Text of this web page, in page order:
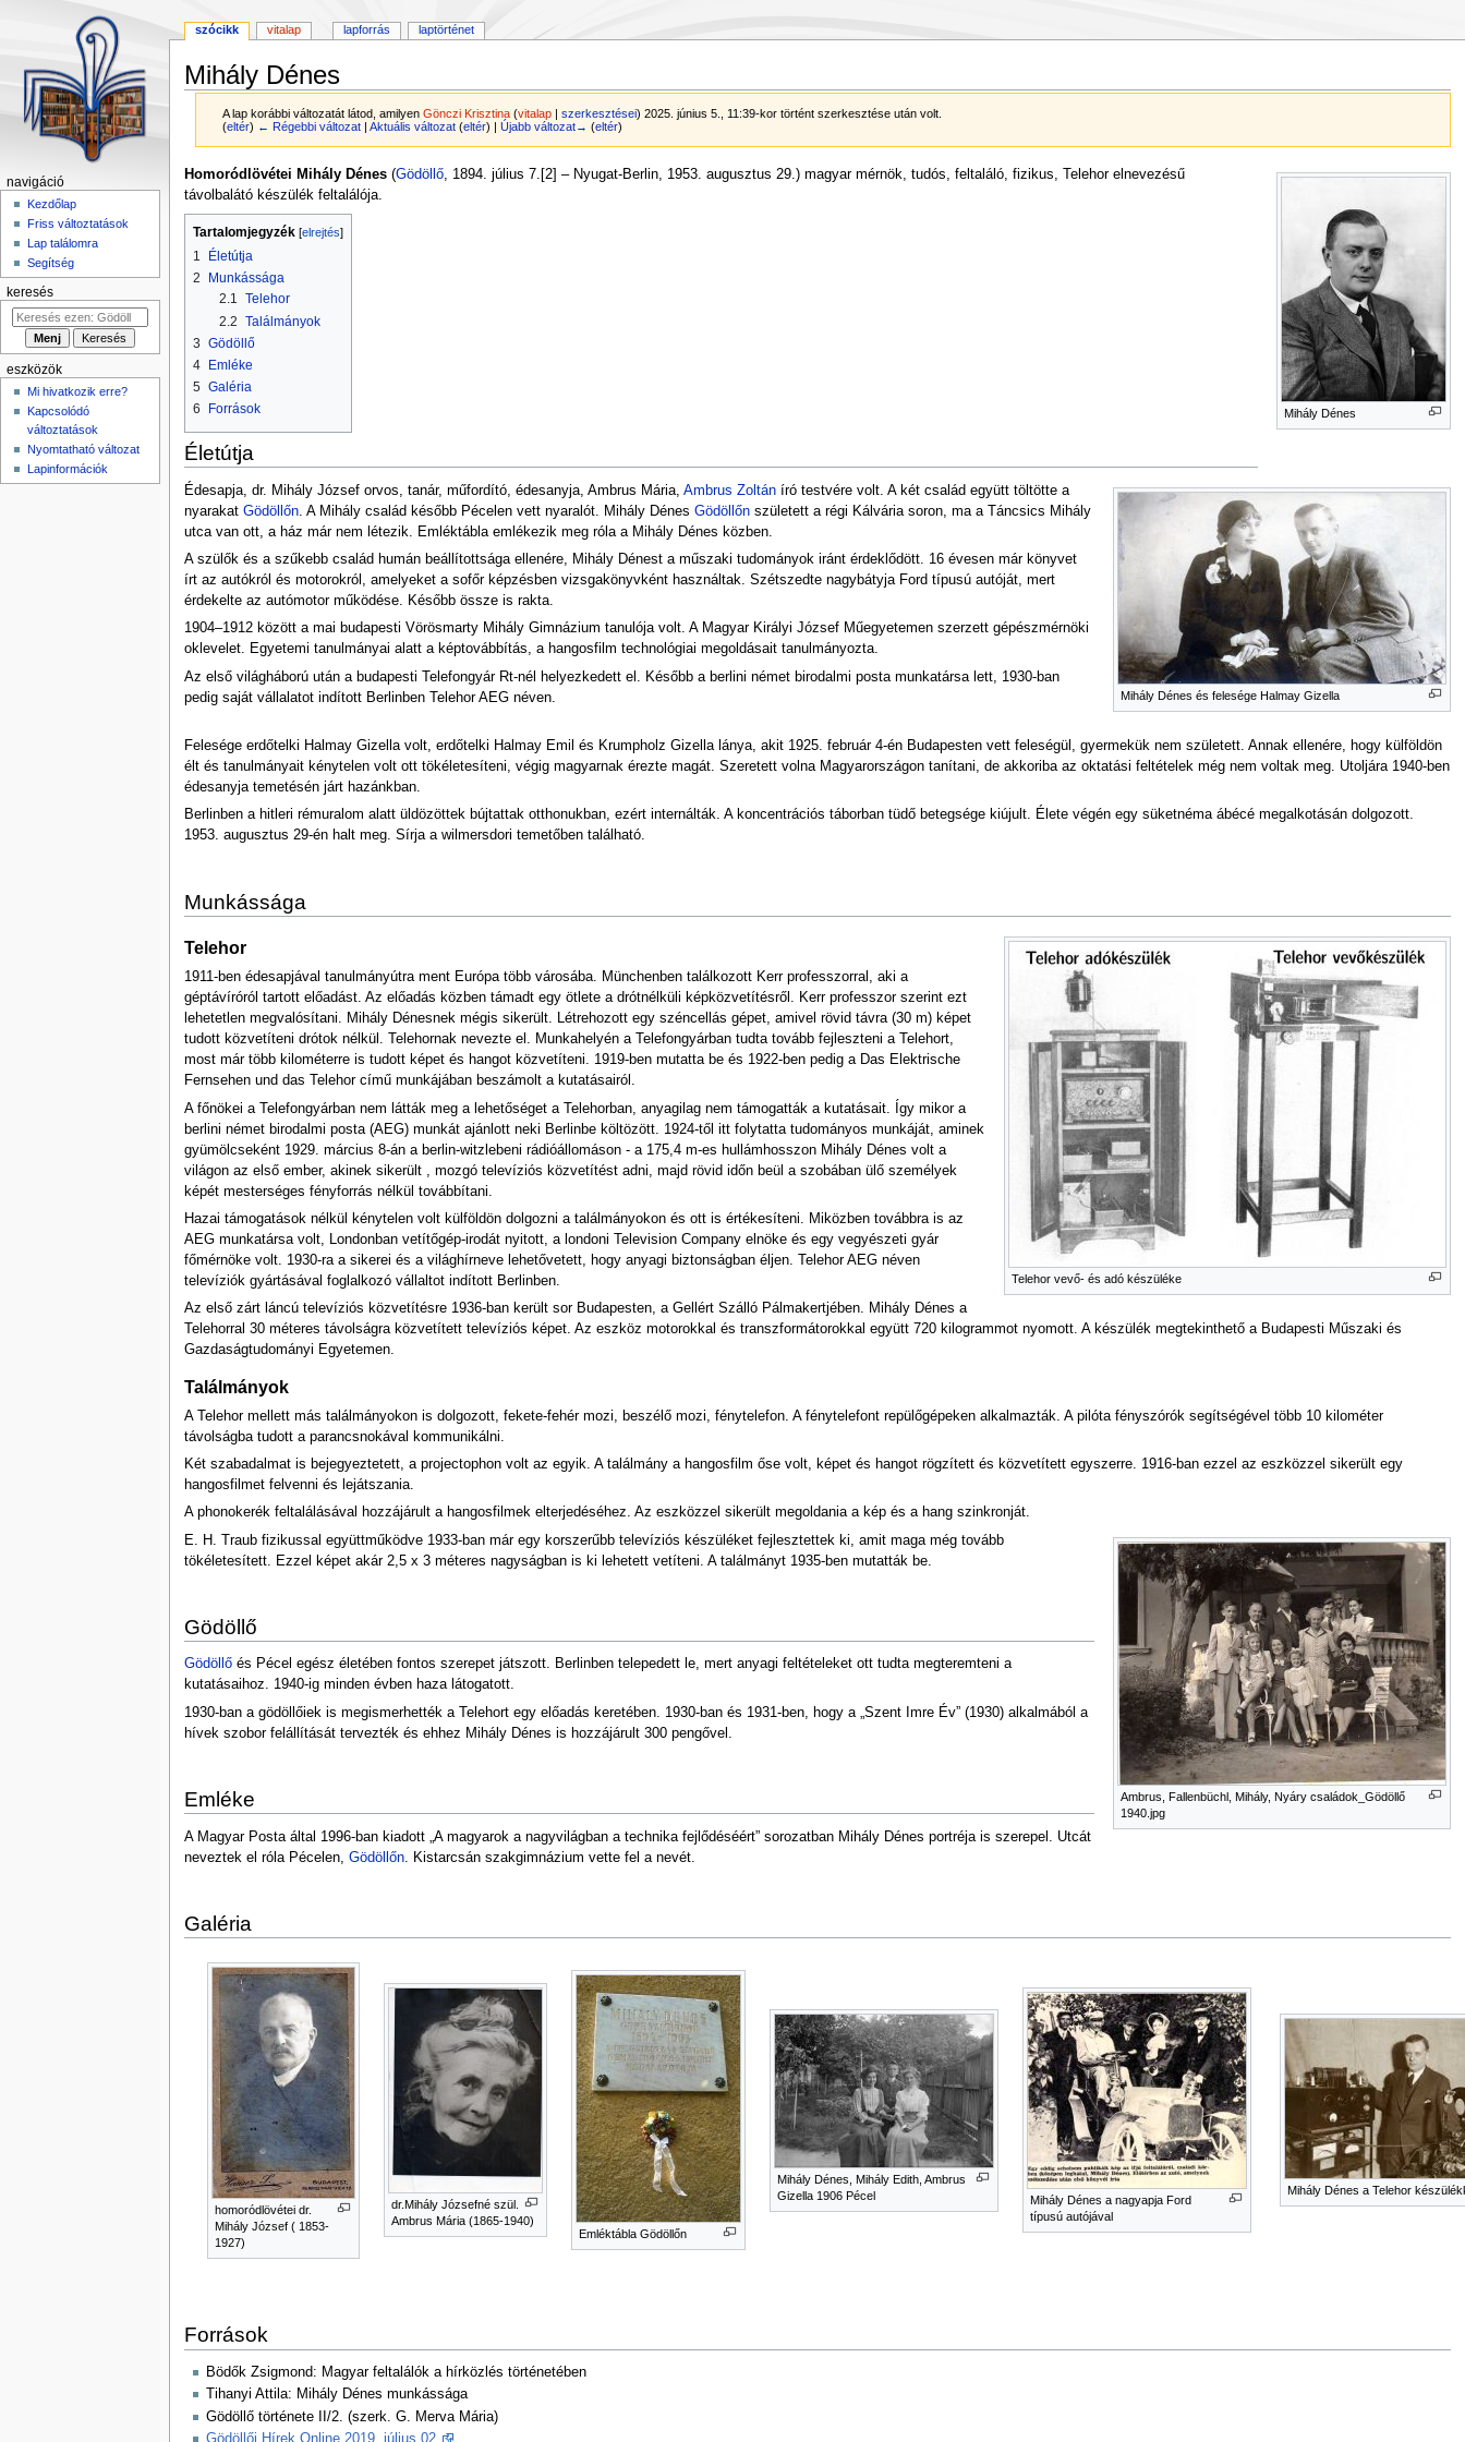
Mihály Dénes
A lap korábbi változatát látod, amilyenGönczi Krisztina (vitalap |szerkesztései) 2025. június 5., 11:39-kor történt szerkesztése után volt.
(eltér) ← Régebbi változat |Aktuális változat (eltér) |Újabb változat→ (eltér)
Ugrás
a
navigációhoz
Ugrás
a
kereséshez
Mihály Dénes
Homoródlövétei Mihály Dénes(Gödöllő, 1894. július 7.[2] – Nyugat-Berlin, 1953. augusztus 29.) magyar mérnök, tudós, feltaláló, fizikus, Telehor elnevezésű
távolbalátó készülék feltalálója.
Tartalomjegyzék
1
Életútja
2
Munkássága
2.1 Telehor
2.2 Találmányok
3 Gödöllő
4
Emléke
5 Galéria
6
Források
Életútja
Mihály Dénes és felesége Halmay Gizella
Édesapja, dr. Mihály József orvos, tanár, műfordító, édesanyja, Ambrus Mária, Ambrus Zoltáníró testvére volt. A két család együtt töltötte a
nyarakat Gödöllőn. A Mihály család később Pécelen vett nyaralót. Mihály Dénes Gödöllőnszületett a régi Kálvária soron, ma a Táncsics Mihály
utca van ott, a ház már nem létezik. Emléktábla emlékezik meg róla a Mihály Dénes közben.
A szülők és a szűkebb család humán beállítottsága ellenére, Mihály Dénest a műszaki tudományok iránt érdeklődött. 16 évesen már könyvet
írt az autókról és motorokról, amelyeket a sofőr képzésben vizsgakönyvként használtak. Szétszedte nagybátyja Ford típusú autóját, mert
érdekelte az autómotor működése. Később össze is rakta.
1904–1912 között a mai budapesti Vörösmarty Mihály Gimnázium tanulója volt. A Magyar Királyi József Műegyetemen szerzett gépészmérnöki
oklevelet. Egyetemi tanulmányai alatt a képtovábbítás, a hangosfilm technológiai megoldásait tanulmányozta.
Az első világháború után a budapesti Telefongyár Rt-nél helyezkedett el. Később a berlini német birodalmi posta munkatársa lett, 1930-ban
pedig saját vállalatot indított Berlinben Telehor AEG néven.
Felesége erdőtelki Halmay Gizella volt, erdőtelki Halmay Emil és Krumpholz Gizella lánya, akit 1925. február 4-én Budapesten vett feleségül, gyermekük nem született. Annak ellenére, hogy külföldön
élt és tanulmányait kénytelen volt ott tökéletesíteni, végig magyarnak érezte magát. Szeretett volna Magyarországon tanítani, de akkoriba az oktatási feltételek még nem voltak meg. Utoljára 1940-ben
édesanyja temetésén járt hazánkban.
Berlinben a hitleri rémuralom alatt üldözöttek bújtattak otthonukban, ezért internálták. A koncentrációs táborban tüdő betegsége kiújult. Élete végén egy süketnéma ábécé megalkotásán dolgozott.
1953. augusztus 29-én halt meg. Sírja a wilmersdori temetőben található.
Munkássága
Telehor vevő- és adó készüléke
Telehor
1911-ben édesapjával tanulmányútra ment Európa több városába. Münchenben találkozott Kerr professzorral, aki a
géptávíróról tartott előadást. Az előadás közben támadt egy ötlete a drótnélküli képközvetítésről. Kerr professzor szerint ezt
lehetetlen megvalósítani. Mihály Dénesnek mégis sikerült. Létrehozott egy széncellás gépet, amivel rövid távra (30 m) képet
tudott közvetíteni drótok nélkül. Telehornak nevezte el. Munkahelyén a Telefongyárban tudta tovább fejleszteni a Telehort,
most már több kilométerre is tudott képet és hangot közvetíteni. 1919-ben mutatta be és 1922-ben pedig a Das Elektrische
Fernsehen und das Telehor című munkájában beszámolt a kutatásairól.
A főnökei a Telefongyárban nem látták meg a lehetőséget a Telehorban, anyagilag nem támogatták a kutatásait. Így mikor a
berlini német birodalmi posta (AEG) munkát ajánlott neki Berlinbe költözött. 1924-től itt folytatta tudományos munkáját, aminek
gyümölcseként 1929. március 8-án a berlin-witzlebeni rádióállomáson - a 175,4 m-es hullámhosszon Mihály Dénes volt a
világon az első ember, akinek sikerült , mozgó televíziós közvetítést adni, majd rövid időn beül a szobában ülő személyek
képét mesterséges fényforrás nélkül továbbítani.
Hazai támogatások nélkül kénytelen volt külföldön dolgozni a találmányokon és ott is értékesíteni. Miközben továbbra is az
AEG munkatársa volt, Londonban vetítőgép-irodát nyitott, a londoni Television Company elnöke és egy vegyészeti gyár
főmérnöke volt. 1930-ra a sikerei és a világhírneve lehetővetett, hogy anyagi biztonságban éljen. Telehor AEG néven
televíziók gyártásával foglalkozó vállaltot indított Berlinben.
Az első zárt láncú televíziós közvetítésre 1936-ban került sor Budapesten, a Gellért Szálló Pálmakertjében. Mihály Dénes a
Telehorral 30 méteres távolságra közvetített televíziós képet. Az eszköz motorokkal és transzformátorokkal együtt 720 kilogrammot nyomott. A készülék megtekinthető a Budapesti Műszaki és
Gazdaságtudományi Egyetemen.
Találmányok
A Telehor mellett más találmányokon is dolgozott, fekete-fehér mozi, beszélő mozi, fénytelefon. A fénytelefont repülőgépeken alkalmazták. A pilóta fényszórók segítségével több 10 kilométer
távolságba tudott a parancsnokával kommunikálni.
Két szabadalmat is bejegyeztetett, a projectophon volt az egyik. A találmány a hangosfilm őse volt, képet és hangot rögzített és közvetített egyszerre. 1916-ban ezzel az eszközzel sikerült egy
hangosfilmet felvenni és lejátszania.
A phonokerék feltalálásával hozzájárult a hangosfilmek elterjedéséhez. Az eszközzel sikerült megoldania a kép és a hang szinkronját.
Ambrus, Fallenbüchl, Mihály, Nyáry családok_Gödöllő
1940.jpg
E. H. Traub fizikussal együttműködve 1933-ban már egy korszerűbb televíziós készüléket fejlesztettek ki, amit maga még tovább
tökéletesített. Ezzel képet akár 2,5 x 3 méteres nagyságban is ki lehetett vetíteni. A találmányt 1935-ben mutatták be.
Gödöllő
Gödöllőés Pécel egész életében fontos szerepet játszott. Berlinben telepedett le, mert anyagi feltételeket ott tudta megteremteni a
kutatásaihoz. 1940-ig minden évben haza látogatott.
1930-ban a gödöllőiek is megismerhették a Telehort egy előadás keretében. 1930-ban és 1931-ben, hogy a „Szent Imre Év” (1930) alkalmából a
hívek szobor felállítását tervezték és ehhez Mihály Dénes is hozzájárult 300 pengővel.
Emléke
A Magyar Posta által 1996-ban kiadott „A magyarok a nagyvilágban a technika fejlődéséért” sorozatban Mihály Dénes portréja is szerepel. Utcát
neveztek el róla Pécelen, Gödöllőn. Kistarcsán szakgimnázium vette fel a nevét.
Galéria
homoródlövétei dr.
Mihály József ( 1853-
1927)
dr.Mihály Józsefné szül.
Ambrus Mária (1865-1940)
Emléktábla Gödöllőn
Mihály Dénes, Mihály Edith, Ambrus
Gizella 1906 Pécel
Mihály Dénes a nagyapja Ford
típusú autójával
Mihály Dénes a Telehor
Források
Bödők Zsigmond: Magyar feltalálók a hírközlés történetében
Tihanyi Attila: Mihály Dénes munkássága
Gödöllő története II/2. (szerk. G. Merva Mária)
Gödöllői Hírek Online 2019. július 02.
szócikk vitalap lapforrás laptörténet
navigáció
Kezdőlap
Friss változtatások
Lap találomra
Segítség
keresés
eszközök
Mi hivatkozik erre?
Kapcsolódó
változtatások
Nyomtatható változat
Lapinformációk